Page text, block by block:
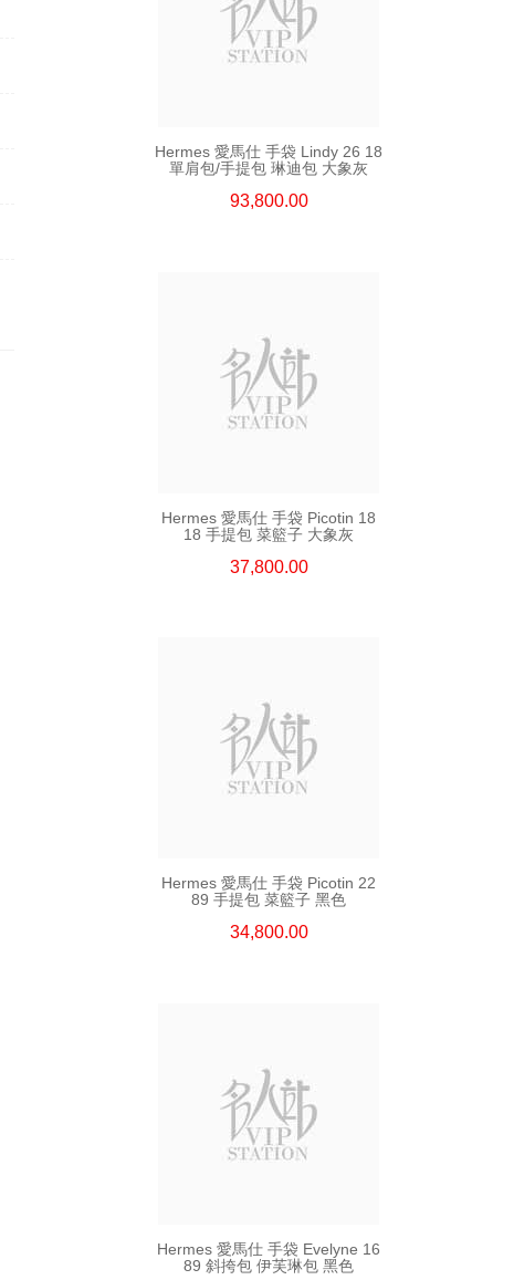
Hermes 愛馬仕 手袋 Lindy 26 18
單肩包/手提包 琳迪包 大象灰
93,800.00
Hermes 愛馬仕 手袋 Picotin 18
18 手提包 菜籃子 大象灰
37,800.00
Hermes 愛馬仕 手袋 Picotin 22
89 手提包 菜籃子 黑色
34,800.00
Hermes 愛馬仕 手袋 Evelyne 16
89 斜挎包 伊芙琳包 黑色